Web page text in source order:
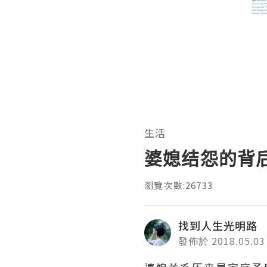
生活
婆媳结怨的
瀏覽次數:26733
找到人生光明路
發佈於 2018.05.03